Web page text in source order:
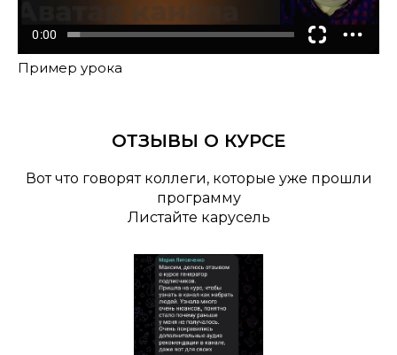
Пример урока
ОТЗЫВЫ О КУРСЕ
Вот что говорят коллеги, которые уже прошли
программу
Листайте карусель